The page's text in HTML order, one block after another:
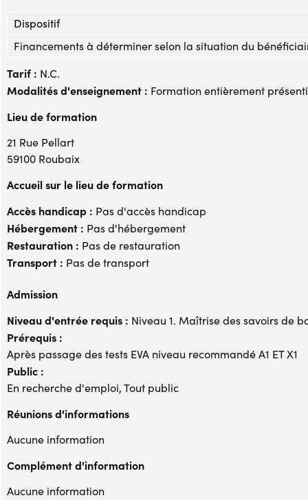
Dispositif
Financements à déterminer selon la situation du
Tarif : N.C.
Modalités d'enseignement : Formation entièrement
Lieu de formation
21 Rue Pellart
59100 Roubaix
Accueil sur le lieu de formation
Accès handicap : Pas d'accès handicap
Hébergement : Pas d'hébergement
Restauration : Pas de restauration
Transport : Pas de transport
Admission
Niveau d'entrée requis : Niveau 1. Maîtrise des savoirs de
Prérequis :
Après passage des tests EVA niveau recommandé A1 ET X1
Public :
En recherche d'emploi, Tout public
Réunions d'informations
Aucune information
Complément d'information
Aucune information